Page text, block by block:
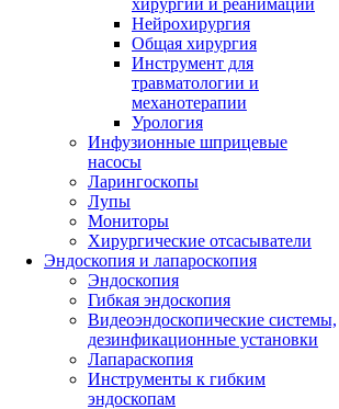
хирургии и реанимации
Нейрохирургия
Общая хирургия
Инструмент для
травматологии и
механотерапии
Урология
Инфузионные шприцевые
насосы
Ларингоскопы
Лупы
Мониторы
Хирургические отсасыватели
Эндоскопия и лапароскопия
Эндоскопия
Гибкая эндоскопия
Видеоэндоскопические системы,
дезинфикационные установки
Лапараскопия
Инструменты к гибким
эндоскопам